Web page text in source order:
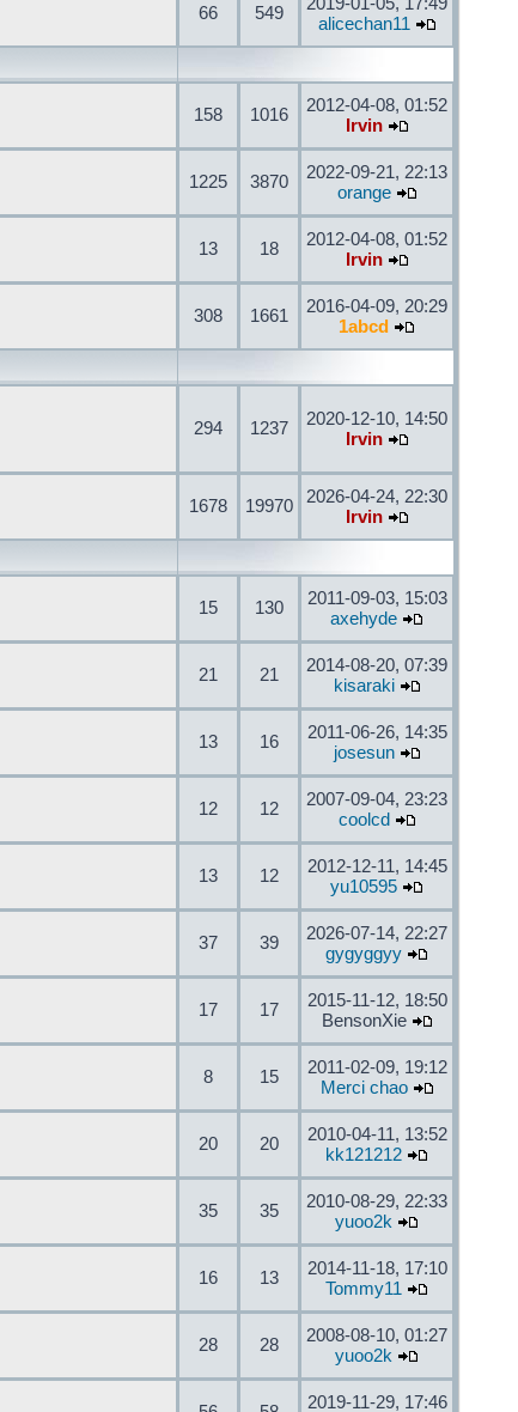
66 549
alicechan11
158 1016
2012-04-08, 01:52
Irvin
1225 3870
2022-09-21, 22:13
orange
13 18
2012-04-08, 01:52
Irvin
308 1661
2016-04-09, 20:29
1abcd
294 1237
2020-12-10, 14:50
Irvin
1678 19970
2026-04-24, 22:30
Irvin
15 130
2011-09-03, 15:03
axehyde
21 21
2014-08-20, 07:39
kisaraki
13 16
2011-06-26, 14:35
josesun
12 12
2007-09-04, 23:23
coolcd
13 12
2012-12-11, 14:45
yu10595
37 39
2026-07-14, 22:27
gygyggyy
17 17
2015-11-12, 18:50
BensonXie
8 15
2011-02-09, 19:12
Merci chao
20 20
2010-04-11, 13:52
kk121212
35 35
2010-08-29, 22:33
yuoo2k
16 13
2014-11-18, 17:10
Tommy11
28 28
2008-08-10, 01:27
yuoo2k
2019-11-29, 17:46